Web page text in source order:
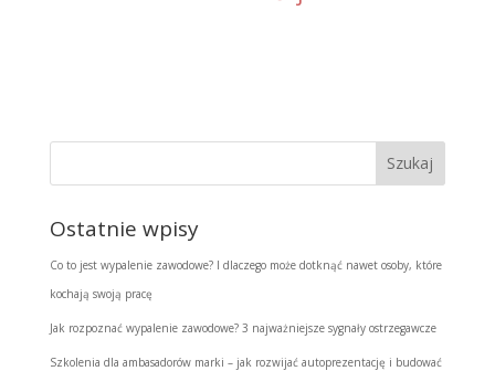
Ostatnie wpisy
Co to jest wypalenie zawodowe? I dlaczego może dotknąć nawet osoby, które
kochają swoją pracę
Jak rozpoznać wypalenie zawodowe? 3 najważniejsze sygnały ostrzegawcze
Szkolenia dla ambasadorów marki – jak rozwijać autoprezentację i budować